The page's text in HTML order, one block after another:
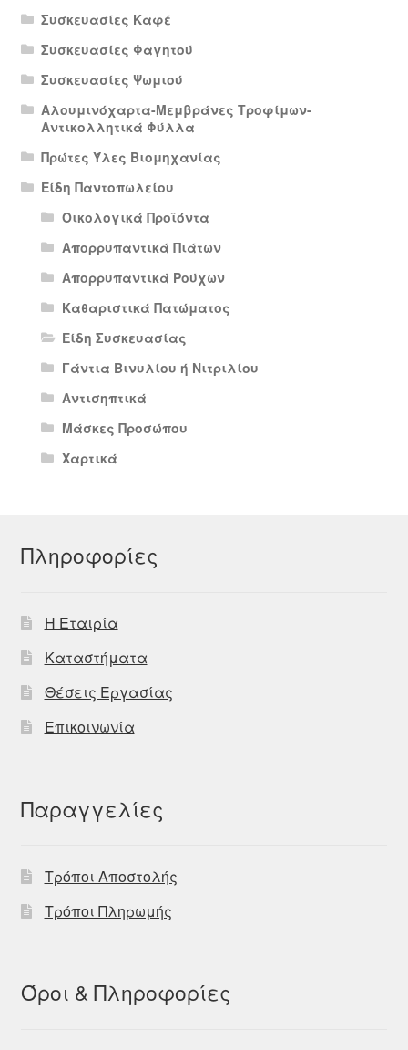
Συσκευασίες Καφέ
Συσκευασίες Φαγητού
Συσκευασίες Ψωμιού
Αλουμινόχαρτα-Μεμβράνες Τροφίμων-
Αντικολλητικά Φύλλα
Πρώτες Ύλες Βιομηχανίας
Είδη Παντοπωλείου
Οικολογικά Προϊόντα
Απορρυπαντικά Πιάτων
Απορρυπαντικά Ρούχων
Καθαριστικά Πατώματος
Είδη Συσκευασίας
Γάντια Βινυλίου ή Νιτριλίου
Αντισηπτικά
Μάσκες Προσώπου
Χαρτικά
Πληροφορίες
Η Εταιρία
Καταστήματα
Θέσεις Εργασίας
Επικοινωνία
Παραγγελίες
Τρόποι Αποστολής
Τρόποι Πληρωμής
Όροι & Πληροφορίες